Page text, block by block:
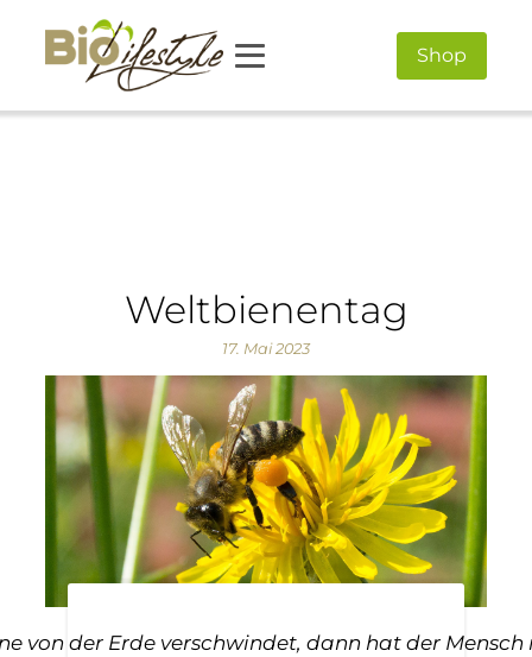
Shop
Weltbienentag
17. Mai 2023
von der Erde verschwindet, dann hat der Mensch